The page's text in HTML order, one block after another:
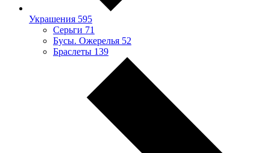
Украшения 595
Серьги 71
Бусы. Ожерелья 52
Браслеты 139